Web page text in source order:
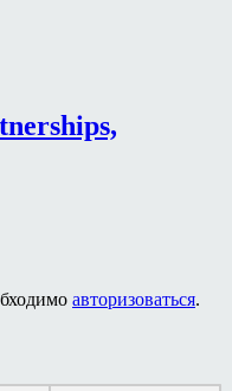
авторизоваться.